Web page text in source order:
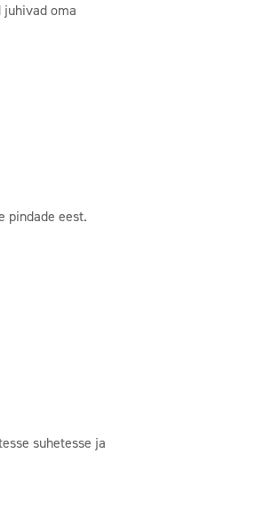
oma
pindade eest.
suhetesse ja